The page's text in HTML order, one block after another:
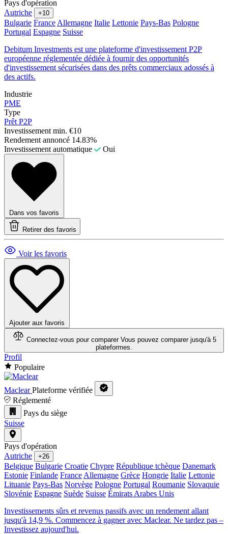
Pays d'opération
Autriche
+10
Bulgarie France Allemagne Italie Lettonie Pays-Bas Pologne
Portugal Espagne Suisse
Debitum Investments est une plateforme d'investissement P2P
européenne réglementée dédiée à fournir des opportunités
d'investissement sécurisées dans des prêts commerciaux adossés à
des actifs.
Industrie
PME
Type
Prêt P2P
Investissement min. €10
Rendement annoncé 14.83%
Investissement automatique
Oui
Dans vos favoris
Retirer des favoris
Voir les favoris
Ajouter aux favoris
Connectez-vous pour comparer Vous pouvez comparer jusqu'à 5
plateformes.
Profil
Populaire
Maclear Plateforme vérifiée
Réglementé
Pays du siège
Suisse
Pays d'opération
Autriche
+26
Belgique Bulgarie Croatie Chypre République tchèque Danemark
Estonie Finlande France Allemagne Grèce Hongrie Italie Lettonie
Lituanie Pays-Bas Norvège Pologne Portugal Roumanie Slovaquie
Slovénie Espagne Suède Suisse Émirats Arabes Unis
Investissements sûrs et revenus passifs avec un rendement allant
jusqu'à 14,9 %. Commencez à gagner avec Maclear. Ne tardez pas –
Investissez aujourd'hui.